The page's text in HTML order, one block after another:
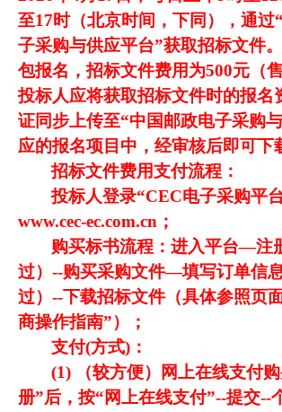
至17时（北京时间，下同），通过
子采购与供应平台”获取招标文件
包报名，招标文件费用为500元（
投标人应将获取招标文件时的报名
证同步上传至“中国邮政电子采购
应的报名项目中，经审核后即可下
招标文件费用支付流程：
投标人登录“CEC电子采购平
www.cec-ec.com.cn；
购买标书流程：进入平台—注
过）--购买采购文件—填写订单信
过）--下载招标文件（具体参照页
商操作指南”）；
支付(方式)：
(1) （较方便）网上在线支付
册”后，按“网上在线支付”--提交--